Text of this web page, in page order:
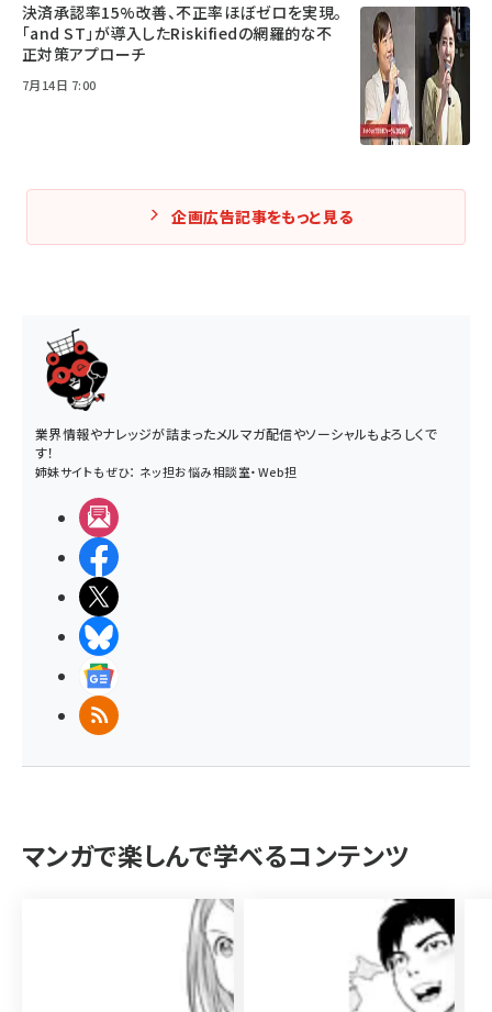
業界情報やナレッジが詰まったメルマガ配信やソーシャルもよろしくで
す！
姉妹サイトもぜひ： ネッ担お悩み相談室・Web担
RSS
決済承認率15%改善、不正率ほぼゼロを実現。
「and ST」が導入したRiskifiedの網羅的な不
正対策アプローチ
7月14日 7:00
企画広告記事をもっと見る
マンガで楽しんで学べるコンテンツ